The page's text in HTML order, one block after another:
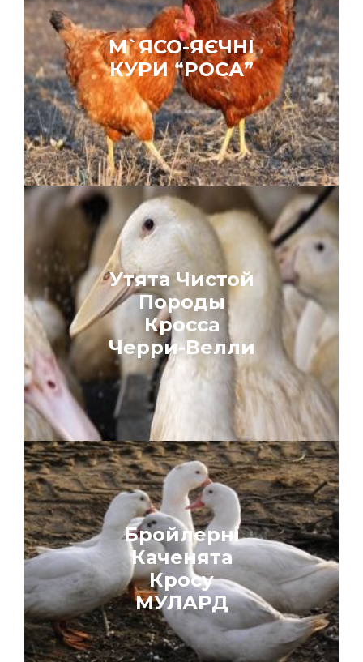
М`ЯСО-ЯЄЧНІ
КУРИ “РОСА”
Утята Чистой
Породы
Кросса
Черри-Велли
Бройлерні
Каченята
Кросу
МУЛАРД